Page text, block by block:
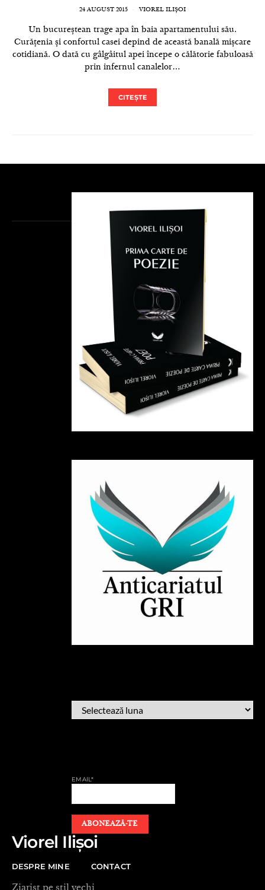
24 AUGUST 2015 VIOREL ILIȘOI
Un bucureștean trage apa în baia apartamentului său.
Curățenia și confortul casei depind de această banală mișcare
cotidiană. O dată cu gâlgâitul apei începe o călătorie fabuloasă
prin infernul canalelor…
CITEȘTE
EMAIL*
Viorel Ilișoi
DESPRE MINE CONTACT